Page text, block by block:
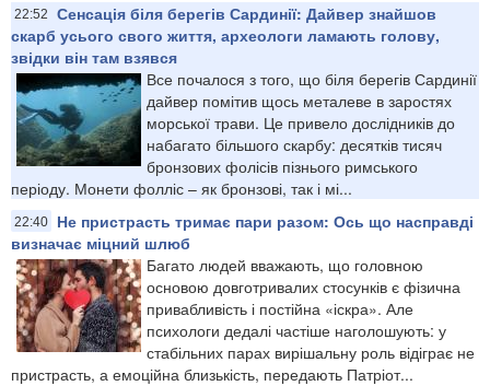
22:52
Сенсація біля берегів Сардинії: Дайвер знайшов
скарб усього свого життя, археологи ламають голову,
звідки він там взявся
Все почалося з того, що біля берегів Сардинії
дайвер помітив щось металеве в заростях
морської трави. Це привело дослідників до
набагато більшого скарбу: десятків тисяч
бронзових фолісів пізнього римського
періоду. Монети фолліс – як бронзові, так і мі...
22:40
Не пристрасть тримає пари разом: Ось що насправді
визначає міцний шлюб
Багато людей вважають, що головною
основою довготривалих стосунків є фізична
привабливість і постійна «іскра». Але
психологи дедалі частіше наголошують: у
стабільних парах вирішальну роль відіграє не
пристрасть, а емоційна близькість, передають Патріот...